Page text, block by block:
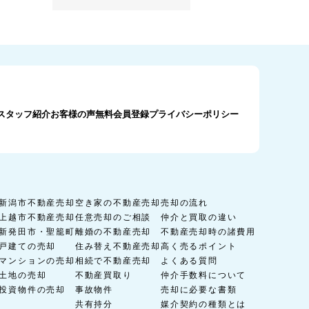
タッフ紹介お客様の声無料会員登録プライバシーポリシー
潟市不動産売却
越市不動産売却
発田市・聖籠町
建ての売却
ンションの売却
地の売却
資物件の売却
空き家の不動産売却
任意売却のご相談
離婚の不動産売却
住み替え不動産売却
相続で不動産売却
不動産買取り
事故物件
共有持分
売却の流れ
仲介と買取の違い
不動産売却時の諸費用
高く売るポイント
よくある質問
仲介手数料について
売却に必要な書類
媒介契約の種類とは